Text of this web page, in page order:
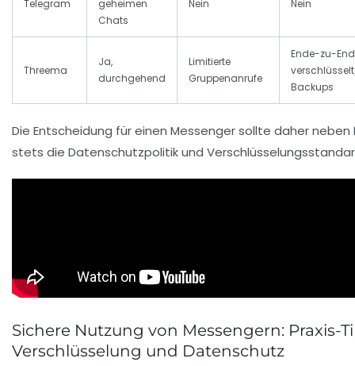
Telegram
geheimen
Chats
Nein Nein
Threema
Ja,
durchgehend
Limitierte
Gruppenanrufe
Ende-zu-
Backups
Die Entscheidung für einen Messenger sollte daher neben
stets die Datenschutzpolitik und
Sichere Nutzung von Messengern: Praxis-
Verschlüsselung und Datenschutz